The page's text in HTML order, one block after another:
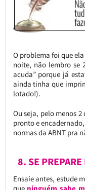
O problema foi que
noite, não lembro se
acuda” porque já
ainda tinha que
lotado!).
Ou seja, pelo menos
pronto e
normas da ABNT pra
8. SE
Ensaie antes, estude